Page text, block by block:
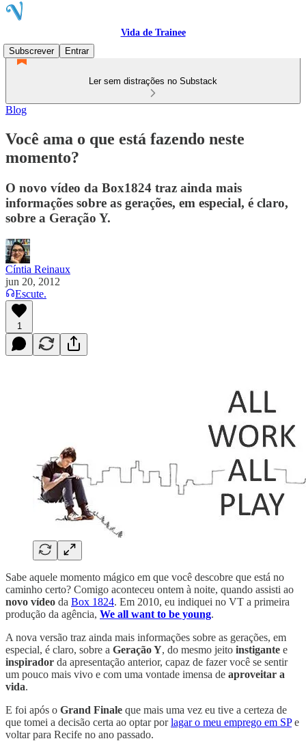
Vida de Trainee
Subscrever
Entrar
Ler sem distrações no Substack
Blog
Você ama o que está fazendo neste
momento?
O novo vídeo da Box1824 traz ainda mais
informações sobre as gerações, em especial, é claro,
sobre a Geração Y.
Cíntia Reinaux
jun 20, 2012
Escute.
1
Sabe aquele momento mágico em que você descobre que está no
caminho certo? Comigo aconteceu ontem à noite, quando assisti ao
novo vídeo da Box 1824. Em 2010, eu indiquei no VT a primeira
produção da agência, We all want to be young.
A nova versão traz ainda mais informações sobre as gerações, em
especial, é claro, sobre a Geração Y, do mesmo jeito instigante e
inspirador da apresentação anterior, capaz de fazer você se sentir
um pouco mais vivo e com uma vontade imensa de aproveitar a
vida.
E foi após o Grand Finale que mais uma vez eu tive a certeza de
que tomei a decisão certa ao optar porlagar o meu emprego em SPe
voltar para Recife no ano passado.